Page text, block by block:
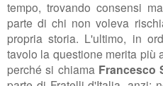
tempo, trovando consensi
parte di chi non voleva
propria storia. L'ultimo, in
tavolo la questione merita più
perché si chiama Francesco